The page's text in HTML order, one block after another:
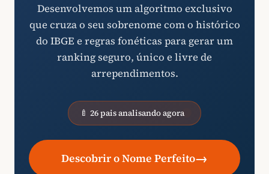
Desenvolvemos um algoritmo exclusivo
que cruza o seu sobrenome com o histórico
do IBGE e regras fonéticas para gerar um
ranking seguro, único e livre de
arrependimentos.
🍼 26 pais analisando agora
Descobrir o Nome Perfeito→